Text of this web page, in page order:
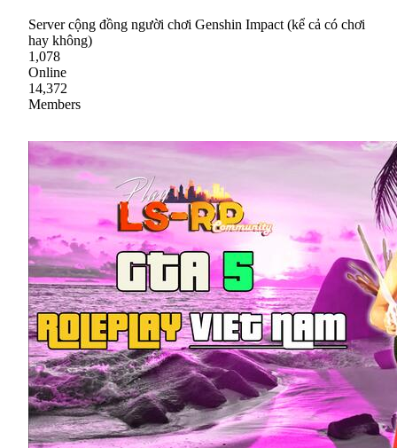
Server cộng đồng người chơi Genshin Impact (kể cả có chơi
hay không)
1,078
Online
14,372
Members